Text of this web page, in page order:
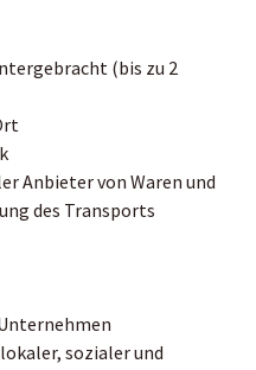
(bis zu 2
Anbieter von Waren und
des Transports
sozialer und